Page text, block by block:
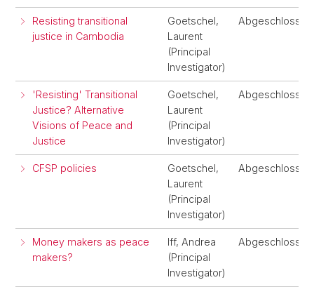
Resisting transitional
justice in Cambodia
Goetschel,
Laurent
(Principal
Investigator)
Abgeschlossen
'Resisting' Transitional
Justice? Alternative
Visions of Peace and
Justice
Goetschel,
Laurent
(Principal
Investigator)
Abgeschlossen
CFSP policies
Goetschel,
Laurent
(Principal
Investigator)
Abgeschlossen
Money makers as peace
makers?
Iff, Andrea
(Principal
Investigator)
Abgeschlossen